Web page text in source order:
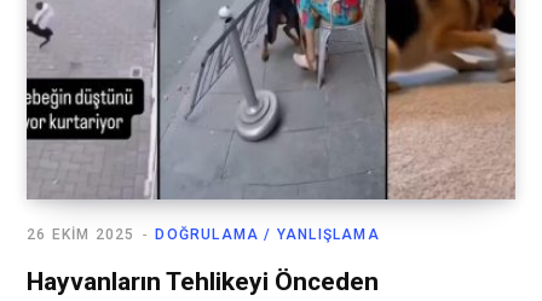
DOĞRULAMA / YANLIŞLAMA
26 EKIM 2025
Hayvanların Tehlikeyi Önceden